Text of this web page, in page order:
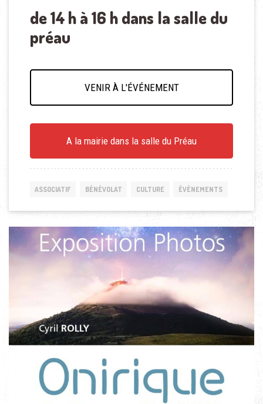
de 14 h à 16 h dans la salle du
préau
VENIR À L'ÉVÉNEMENT
A la mairie dans la salle du Préau
ASSOCIATIF BÉNÉVOLAT CULTURE ÉVÉNEMENTS